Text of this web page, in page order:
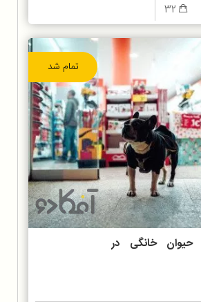
تمام شد
حیوان خانگی در